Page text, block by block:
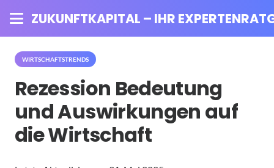
ZUKUNFTKAPITAL – IHR
WIRTSCHAFTSTRENDS
Rezession Bedeutung
und Auswirkungen auf
die Wirtschaft